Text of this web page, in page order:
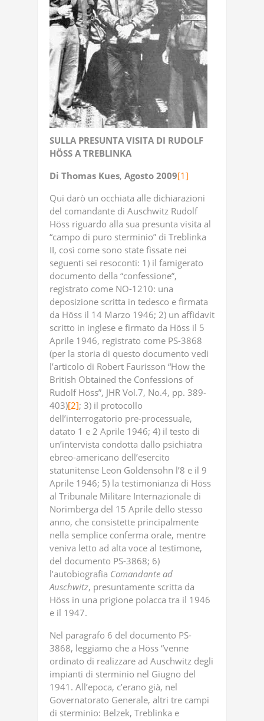
SULLA PRESUNTA VISITA DI RUDOLF
HÖSS A TREBLINKA
Di Thomas Kues, Agosto 2009[1]
Qui darò un occhiata alle dichiarazioni
del comandante di Auschwitz Rudolf
Höss riguardo alla sua presunta visita al
“campo di puro sterminio” di Treblinka
II, così come sono state fissate nei
seguenti sei resoconti: 1) il famigerato
documento della “confessione”,
registrato come NO-1210: una
deposizione scritta in tedesco e firmata
da Höss il 14 Marzo 1946; 2) un affidavit
scritto in inglese e firmato da Höss il 5
Aprile 1946, registrato come PS-3868
(per la storia di questo documento vedi
l’articolo di Robert Faurisson “How the
British Obtained the Confessions of
Rudolf Höss”, JHR Vol.7, No.4, pp. 389-
403)[2]; 3) il protocollo
dell’interrogatorio pre-processuale,
datato 1 e 2 Aprile 1946; 4) il testo di
un’intervista condotta dallo psichiatra
ebreo-americano dell’esercito
statunitense Leon Goldensohn l’8 e il 9
Aprile 1946; 5) la testimonianza di Höss
al Tribunale Militare Internazionale di
Norimberga del 15 Aprile dello stesso
anno, che consistette principalmente
nella semplice conferma orale, mentre
veniva letto ad alta voce al testimone,
del documento PS-3868; 6)
l’autobiografia Comandante ad
Auschwitz, presuntamente scritta da
Höss in una prigione polacca tra il 1946
e il 1947.
Nel paragrafo 6 del documento PS-
3868, leggiamo che a Höss “venne
ordinato di realizzare ad Auschwitz degli
impianti di sterminio nel Giugno del
1941. All’epoca, c’erano già, nel
Governatorato Generale, altri tre campi
di sterminio: Belzek, Treblinka e